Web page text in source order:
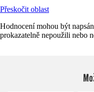
Přeskočit oblast
Hodnocení mohou být
prokazatelně nepoužili nebo